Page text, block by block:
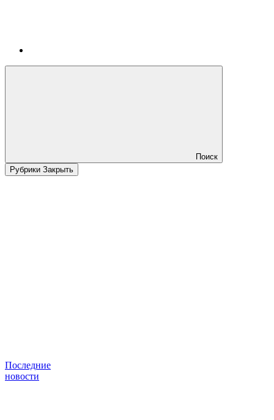
Поиск
Рубрики Закрыть
Последние
новости